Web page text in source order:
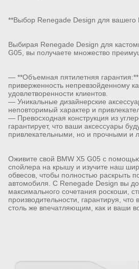
**Выбор Renegade Design для вашего
Выбирая Renegade Design для
G05, вы получаете множество
— **Объемная пятилетняя
приверженность непревзойденному
удовлетворенности клиентов.
— Уникальные дизайнерские
неповторимый характер и
— Превосходная конструкция из
гарантирует, что ваши аксессуары
привлекательными, но и прочными и
Оживите свой BMW X5 G05 с
спойлера на крышу и изучите наш
обвесов, чтобы полностью раскрыть
автомобиля. С Renegade Design вы
максимального сочетания роскоши,
производительности, гарантируя,
столь же впечатляющим, как и ваши